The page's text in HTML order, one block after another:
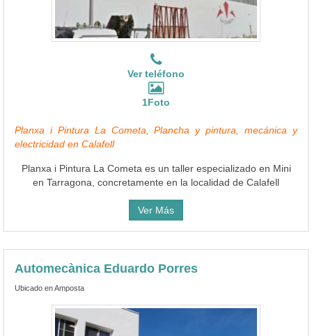
Ver teléfono
1Foto
Planxa i Pintura La Cometa, Plancha y pintura, mecánica y
electricidad en Calafell
Planxa i Pintura La Cometa es un taller especializado en Mini
en Tarragona, concretamente en la localidad de Calafell
Ver Más
Automecànica Eduardo Porres
Ubicado en Amposta